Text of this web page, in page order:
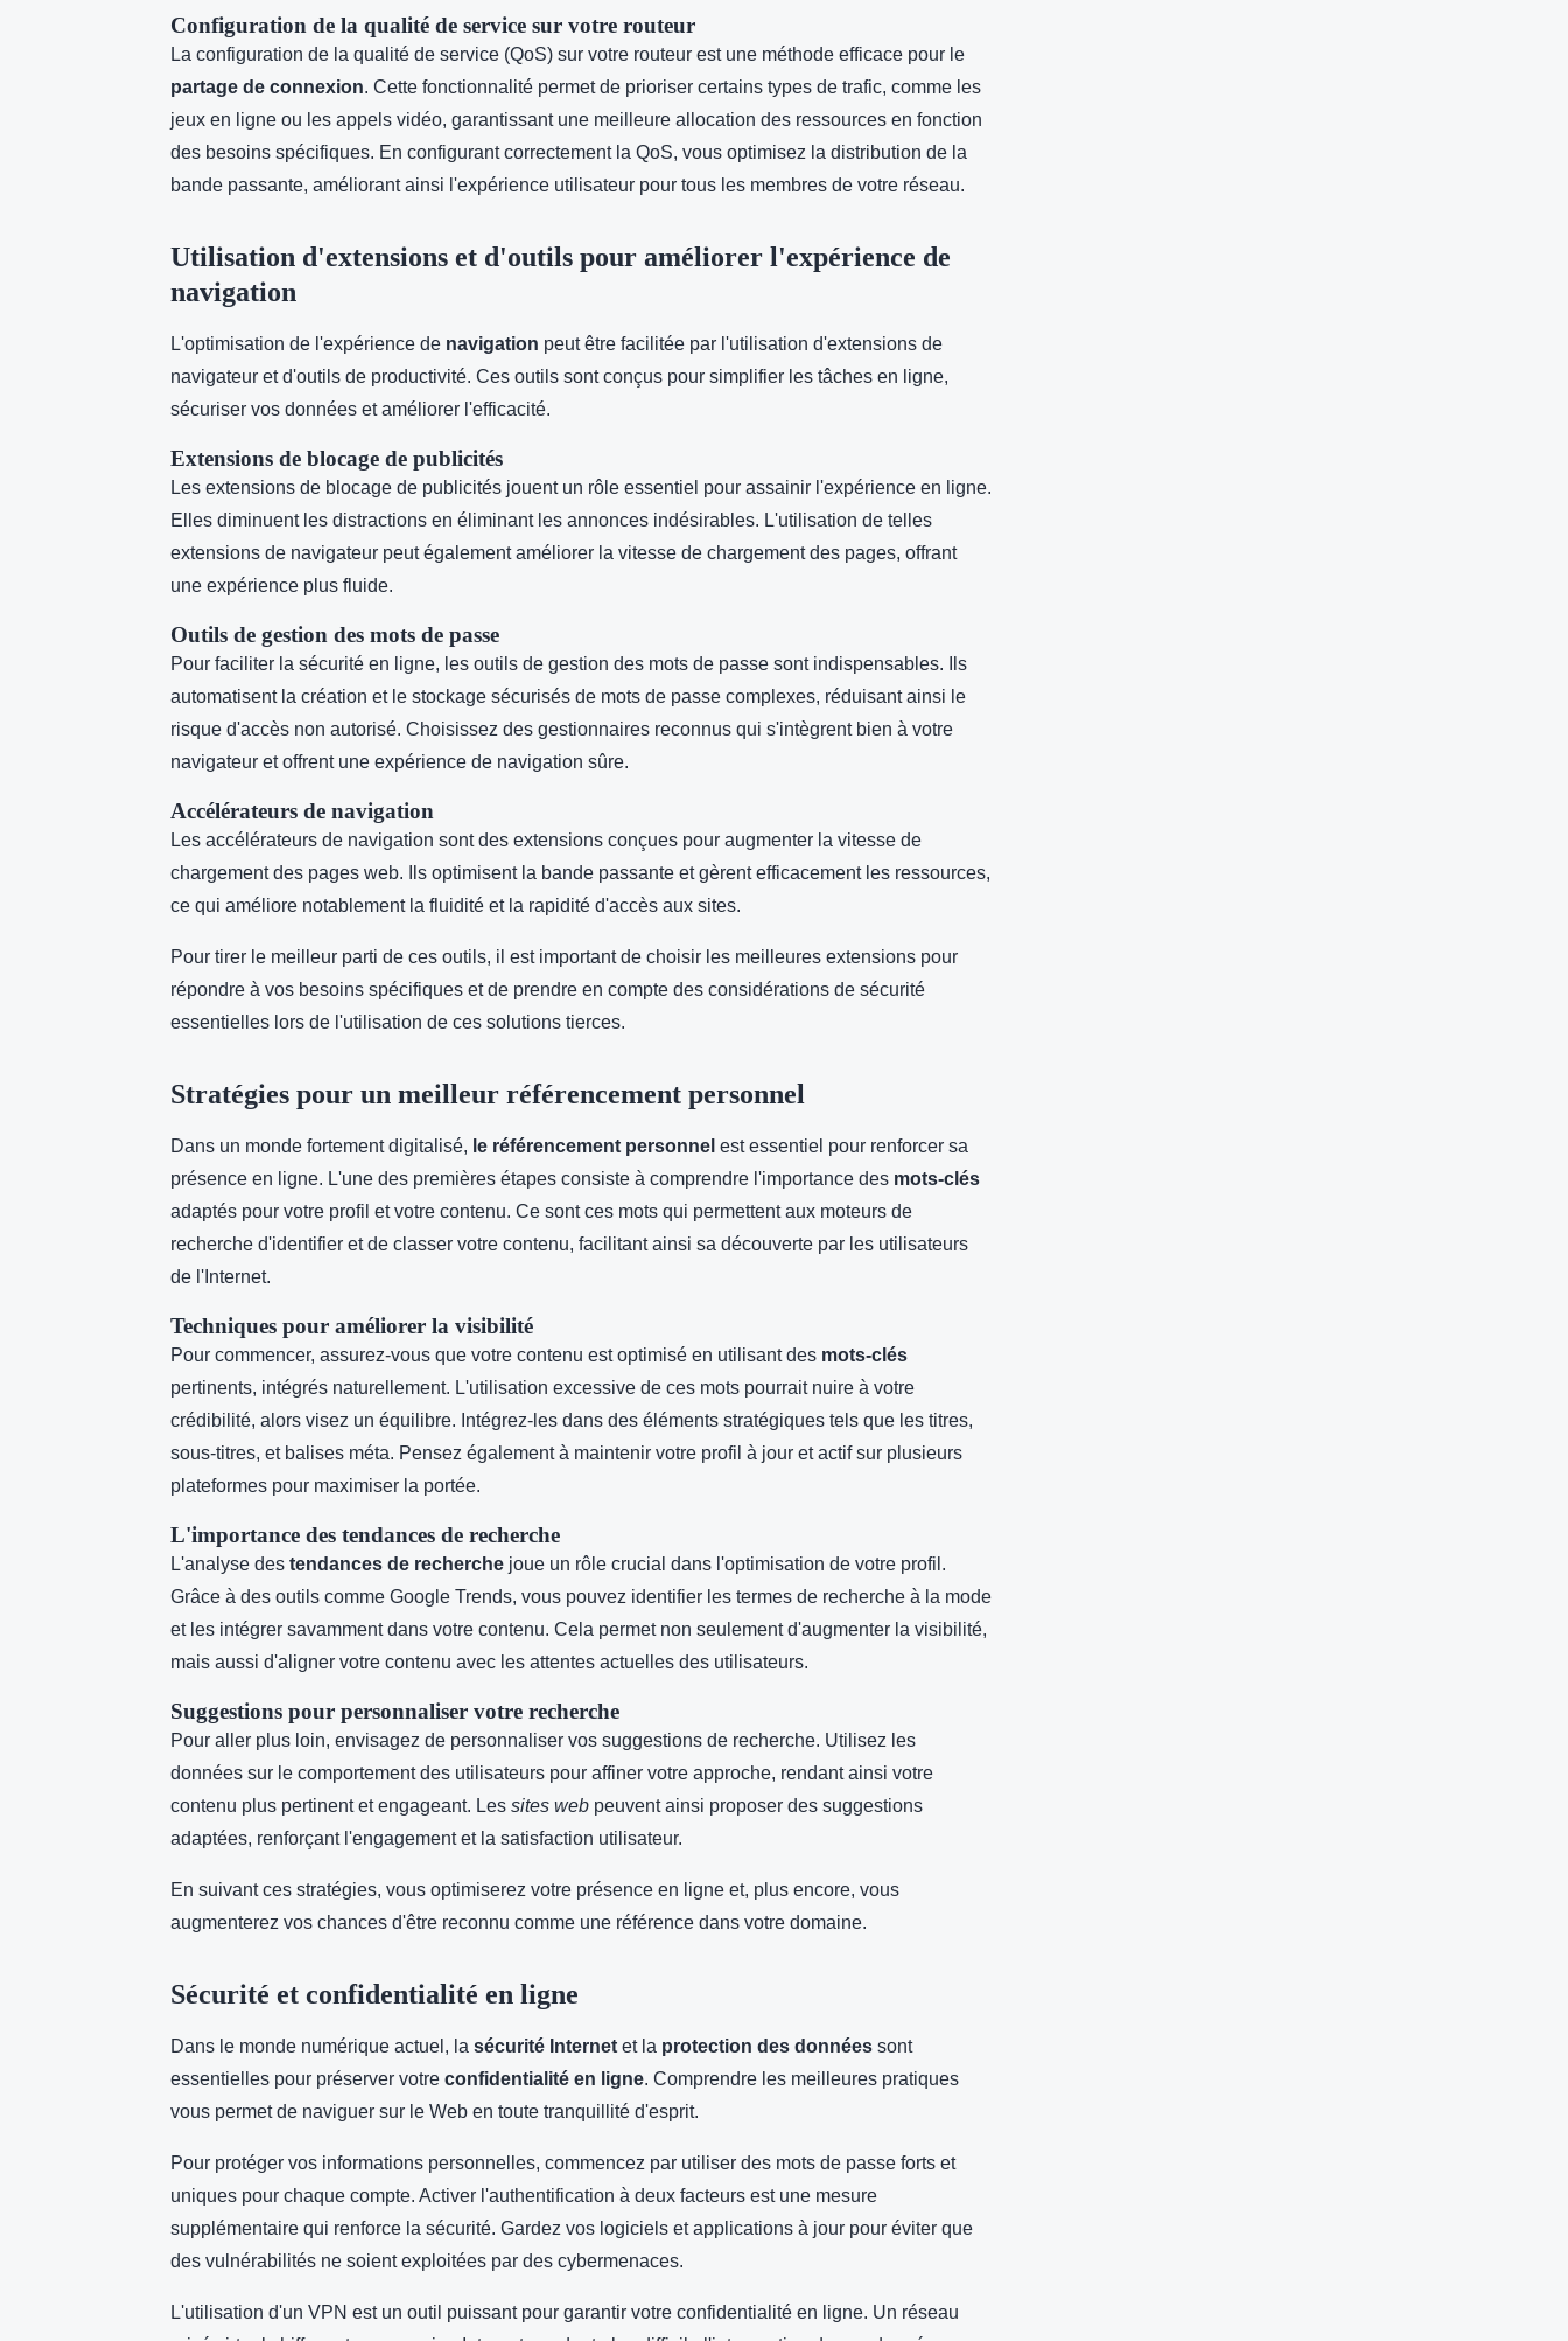
Configuration de la qualité de service sur votre routeur
La configuration de la qualité de service (QoS) sur votre routeur est une méthode efficace pour le
partage de connexion. Cette fonctionnalité permet de prioriser certains types de trafic, comme les
jeux en ligne ou les appels vidéo, garantissant une meilleure allocation des ressources en fonction
des besoins spécifiques. En configurant correctement la QoS, vous optimisez la distribution de la
bande passante, améliorant ainsi l'expérience utilisateur pour tous les membres de votre réseau.
Utilisation d'extensions et d'outils pour améliorer l'expérience de
navigation
L'optimisation de l'expérience de navigation peut être facilitée par l'utilisation d'extensions de
navigateur et d'outils de productivité. Ces outils sont conçus pour simplifier les tâches en ligne,
sécuriser vos données et améliorer l'efficacité.
Extensions de blocage de publicités
Les extensions de blocage de publicités jouent un rôle essentiel pour assainir l'expérience en ligne.
Elles diminuent les distractions en éliminant les annonces indésirables. L'utilisation de telles
extensions de navigateur peut également améliorer la vitesse de chargement des pages, offrant
une expérience plus fluide.
Outils de gestion des mots de passe
Pour faciliter la sécurité en ligne, les outils de gestion des mots de passe sont indispensables. Ils
automatisent la création et le stockage sécurisés de mots de passe complexes, réduisant ainsi le
risque d'accès non autorisé. Choisissez des gestionnaires reconnus qui s'intègrent bien à votre
navigateur et offrent une expérience de navigation sûre.
Accélérateurs de navigation
Les accélérateurs de navigation sont des extensions conçues pour augmenter la vitesse de
chargement des pages web. Ils optimisent la bande passante et gèrent efficacement les ressources,
ce qui améliore notablement la fluidité et la rapidité d'accès aux sites.
Pour tirer le meilleur parti de ces outils, il est important de choisir les meilleures extensions pour
répondre à vos besoins spécifiques et de prendre en compte des considérations de sécurité
essentielles lors de l'utilisation de ces solutions tierces.
Stratégies pour un meilleur référencement personnel
Dans un monde fortement digitalisé, le référencement personnel est essentiel pour renforcer sa
présence en ligne. L'une des premières étapes consiste à comprendre l'importance des mots-clés
adaptés pour votre profil et votre contenu. Ce sont ces mots qui permettent aux moteurs de
recherche d'identifier et de classer votre contenu, facilitant ainsi sa découverte par les utilisateurs
de l'Internet.
Techniques pour améliorer la visibilité
Pour commencer, assurez-vous que votre contenu est optimisé en utilisant des mots-clés
pertinents, intégrés naturellement. L'utilisation excessive de ces mots pourrait nuire à votre
crédibilité, alors visez un équilibre. Intégrez-les dans des éléments stratégiques tels que les titres,
sous-titres, et balises méta. Pensez également à maintenir votre profil à jour et actif sur plusieurs
plateformes pour maximiser la portée.
L'importance des tendances de recherche
L'analyse des tendances de recherche joue un rôle crucial dans l'optimisation de votre profil.
Grâce à des outils comme Google Trends, vous pouvez identifier les termes de recherche à la mode
et les intégrer savamment dans votre contenu. Cela permet non seulement d'augmenter la visibilité,
mais aussi d'aligner votre contenu avec les attentes actuelles des utilisateurs.
Suggestions pour personnaliser votre recherche
Pour aller plus loin, envisagez de personnaliser vos suggestions de recherche. Utilisez les
données sur le comportement des utilisateurs pour affiner votre approche, rendant ainsi votre
contenu plus pertinent et engageant. Les sites web peuvent ainsi proposer des suggestions
adaptées, renforçant l'engagement et la satisfaction utilisateur.
En suivant ces stratégies, vous optimiserez votre présence en ligne et, plus encore, vous
augmenterez vos chances d'être reconnu comme une référence dans votre domaine.
Sécurité et confidentialité en ligne
Dans le monde numérique actuel, la sécurité Internet et la protection des données sont
essentielles pour préserver votre confidentialité en ligne. Comprendre les meilleures pratiques
vous permet de naviguer sur le Web en toute tranquillité d'esprit.
Pour protéger vos informations personnelles, commencez par utiliser des mots de passe forts et
uniques pour chaque compte. Activer l'authentification à deux facteurs est une mesure
supplémentaire qui renforce la sécurité. Gardez vos logiciels et applications à jour pour éviter que
des vulnérabilités ne soient exploitées par des cybermenaces.
L'utilisation d'un VPN est un outil puissant pour garantir votre confidentialité en ligne. Un réseau